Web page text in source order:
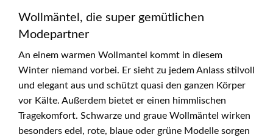
Wollmäntel, die super gemütlichen
Modepartner
An einem warmen Wollmantel kommt in diesem
Winter niemand vorbei. Er sieht zu jedem Anlass stilvoll
und elegant aus und schützt quasi den ganzen Körper
vor Kälte. Außerdem bietet er einen himmlischen
Tragekomfort. Schwarze und graue Wollmäntel wirken
besonders edel, rote, blaue oder grüne Modelle sorgen